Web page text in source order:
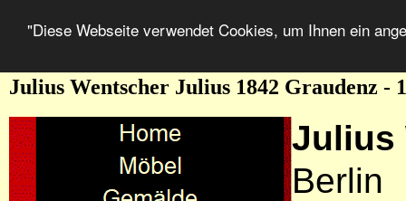
"Diese Webseite verwendet Cookies, um Ihnen ein
Julius Wentscher Julius 1842 Graudenz -
Julius
Berlin